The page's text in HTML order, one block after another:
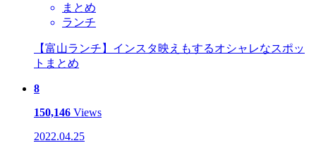
まとめ
ランチ
【富山ランチ】インスタ映えもするオシャレなスポッ
トまとめ
8
150,146 Views
2022.04.25